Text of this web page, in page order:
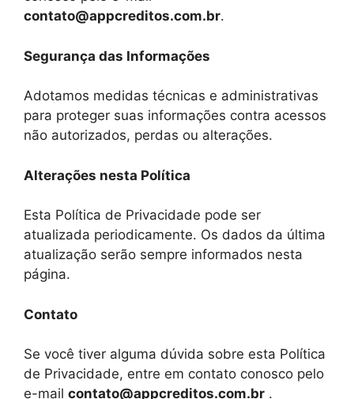
contato@appcreditos.com.br.
Segurança das Informações
Adotamos medidas técnicas e administrativas
para proteger suas informações contra acessos
não autorizados, perdas ou alterações.
Alterações nesta Política
Esta Política de Privacidade pode ser
atualizada periodicamente. Os dados da última
atualização serão sempre informados nesta
página.
Contato
Se você tiver alguma dúvida sobre esta Política
de Privacidade, entre em contato conosco pelo
e-mail contato@appcreditos.com.br .